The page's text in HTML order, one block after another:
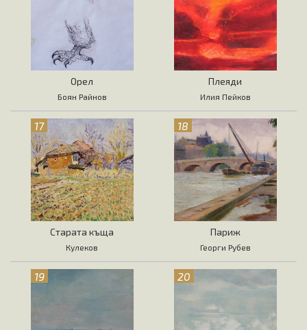
Орел
Боян Райнов
Плеяди
Илия Пейков
17
Старата къща
Кулеков
18
Париж
Георги Рубев
19 20